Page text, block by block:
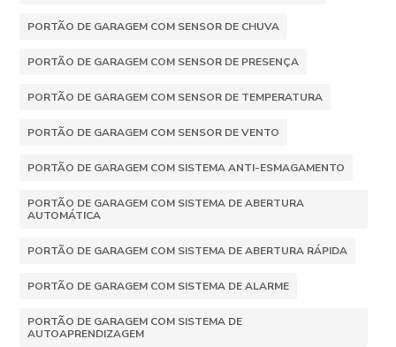
PORTÃO DE GARAGEM COM SENSOR DE CHUVA
PORTÃO DE GARAGEM COM SENSOR DE PRESENÇA
PORTÃO DE GARAGEM COM SENSOR DE TEMPERATURA
PORTÃO DE GARAGEM COM SENSOR DE VENTO
PORTÃO DE GARAGEM COM SISTEMA ANTI-ESMAGAMENTO
PORTÃO DE GARAGEM COM SISTEMA DE ABERTURA
AUTOMÁTICA
PORTÃO DE GARAGEM COM SISTEMA DE ABERTURA RÁPIDA
PORTÃO DE GARAGEM COM SISTEMA DE ALARME
PORTÃO DE GARAGEM COM SISTEMA DE
AUTOAPRENDIZAGEM